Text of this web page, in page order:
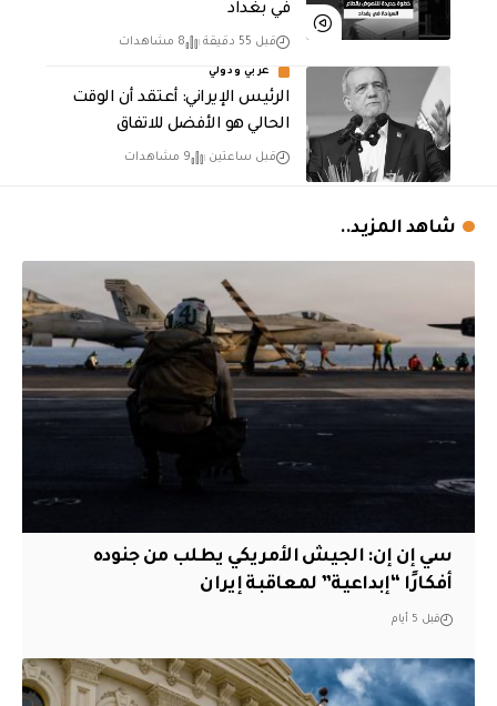
في بغداد
قبل 55 دقيقة 8 مشاهدات
عربي ودولي
الرئيس الإيراني: أعتقد أن الوقت
الحالي هو الأفضل للاتفاق
قبل ساعتين 9 مشاهدات
شاهد المزيد..
سي إن إن: الجيش الأمريكي يطلب من جنوده
أفكارًا “إبداعية” لمعاقبة إيران
قبل 5 أيام